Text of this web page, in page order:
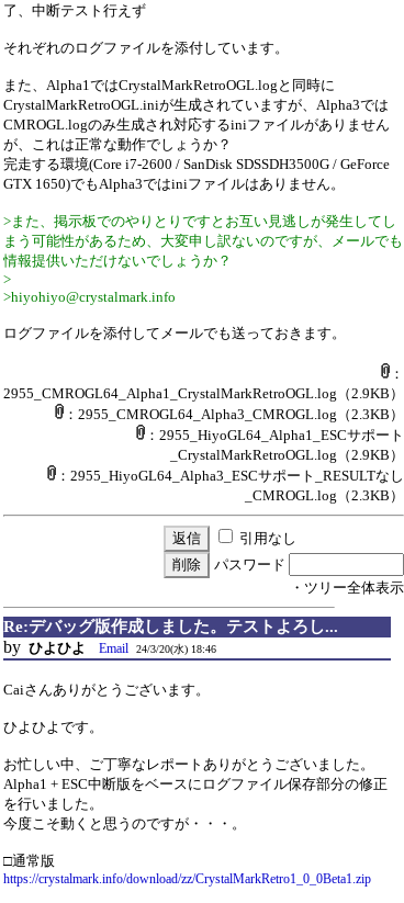
了、中断テスト行えず
それぞれのログファイルを添付しています。
また、Alpha1ではCrystalMarkRetroOGL.logと同時に
CrystalMarkRetroOGL.iniが生成されていますが、Alpha3では
CMROGL.logのみ生成され対応するiniファイルがありません
が、これは正常な動作でしょうか？
完走する環境(Core i7-2600 / SanDisk SDSSDH3500G / GeForce
GTX 1650)でもAlpha3ではiniファイルはありません。
>また、掲示板でのやりとりですとお互い見逃しが発生してし
まう可能性があるため、大変申し訳ないのですが、メールでも
情報提供いただけないでしょうか？
>
>hiyohiyo@crystalmark.info
ログファイルを添付してメールでも送っておきます。
：
2955_CMROGL64_Alpha1_CrystalMarkRetroOGL.log （2.9KB）
：2955_CMROGL64_Alpha3_CMROGL.log （2.3KB）
：2955_HiyoGL64_Alpha1_ESCサポート
_CrystalMarkRetroOGL.log （2.9KB）
：2955_HiyoGL64_Alpha3_ESCサポート_RESULTなし
_CMROGL.log （2.3KB）
引用なし
パスワード
・ツリー全体表示
Re:デバッグ版作成しました。テストよろし...
by ひよひよ Email 24/3/20(水) 18:46
Caiさんありがとうございます。
ひよひよです。
お忙しい中、ご丁寧なレポートありがとうございました。
Alpha1 + ESC中断版をベースにログファイル保存部分の修正
を行いました。
今度こそ動くと思うのですが・・・。
□通常版
https://crystalmark.info/download/zz/CrystalMarkRetro1_0_0Beta1.zip